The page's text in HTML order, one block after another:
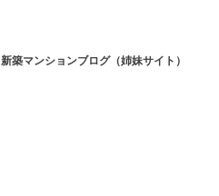
新築マンションブログ（姉妹サイト）